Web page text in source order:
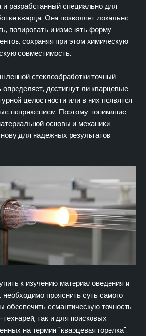
и разработанный специально для
кварца. Она позволяет локально
полировать и изменять форму
сохраняя при этом химическую
совместимость.
стеклообработки точный
определяет, достигнут ли кварцевые
целостности или в них появятся
напряжением. Поэтому понимание
основы и механики
для надежных результатов
к изучению материаловедения и
прояснить суть самого
обеспечить семантическую точность
так и для поисковых
на термин "кварцевая горелка".